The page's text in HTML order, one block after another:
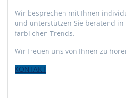
Wir besprechen mit Ihnen
und unterstützen Sie beratend in
farblichen Trends.
Wir freuen uns von Ihnen zu
KONTAKT